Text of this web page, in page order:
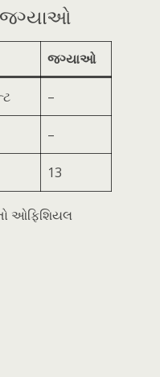
જગ્યાઓ
જગ્યાઓ
–
–
13
ઓફિશિયલ